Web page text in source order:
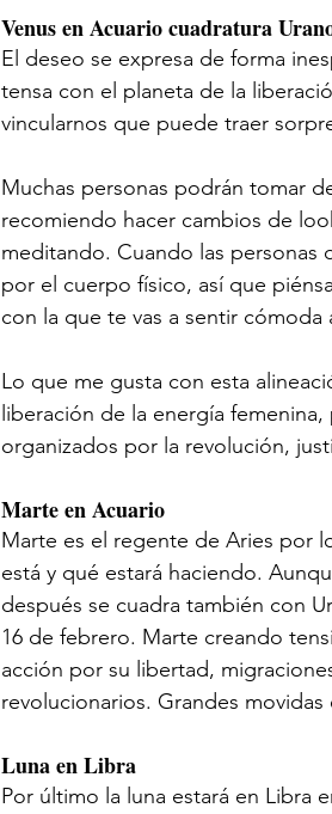
Venus en Acuario cuadratura
El deseo se expresa de forma
tensa con el planeta de la
vincularnos que puede traer
Muchas personas podrán tomar
recomiendo hacer cambios de
meditando. Cuando las personas
por el cuerpo físico, así que
con la que te vas a sentir cómoda
Lo que me gusta con esta
liberación de la energía
organizados por la revolución,
Marte en Acuario
Marte es el regente de Aries por
está y qué estará haciendo.
después se cuadra también con
16 de febrero. Marte creando
acción por su libertad,
revolucionarios. Grandes
Luna en Libra
Por último la luna estará en Libra